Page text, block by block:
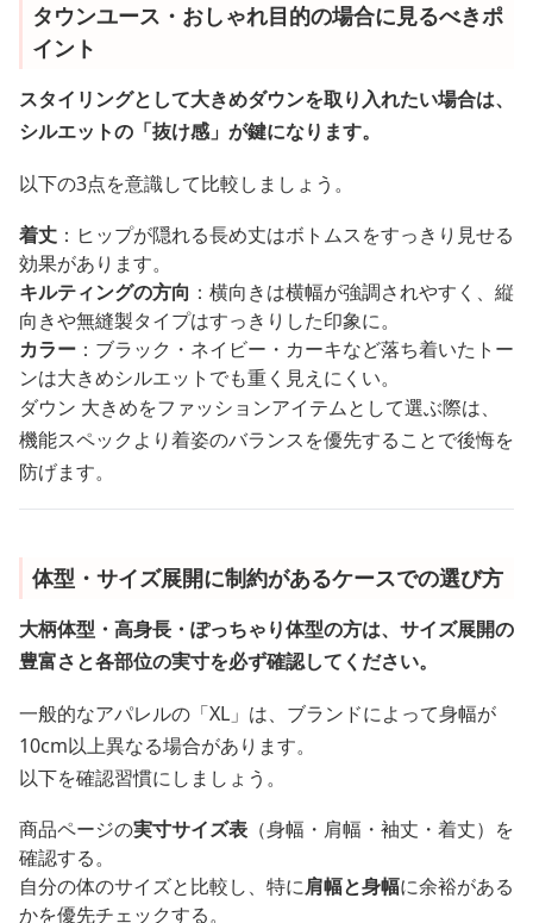
タウンユース・おしゃれ目的の場合に見るべきポ
イント
スタイリングとして大きめダウンを取り入れたい場合は、
シルエットの「抜け感」が鍵になります。
以下の3点を意識して比較しましょう。
着丈 ：ヒップが隠れる長め丈はボトムスをすっきり見せる
効果があります。
キルティングの方向 ：横向きは横幅が強調されやすく、縦
向きや無縫製タイプはすっきりした印象に。
カラー ：ブラック・ネイビー・カーキなど落ち着いたトー
ンは大きめシルエットでも重く見えにくい。
ダウン 大きめをファッションアイテムとして選ぶ際は、
機能スペックより着姿のバランスを優先することで後悔を
防げます。
体型・サイズ展開に制約があるケースでの選び方
大柄体型・高身長・ぽっちゃり体型の方は、サイズ展開の
豊富さと各部位の実寸を必ず確認してください。
一般的なアパレルの「XL」は、ブランドによって身幅が
10cm以上異なる場合があります。
以下を確認習慣にしましょう。
商品ページの実寸サイズ表 （身幅・肩幅・袖丈・着丈）を
確認する。
自分の体のサイズと比較し、特に肩幅と身幅に余裕がある
かを優先チェックする。